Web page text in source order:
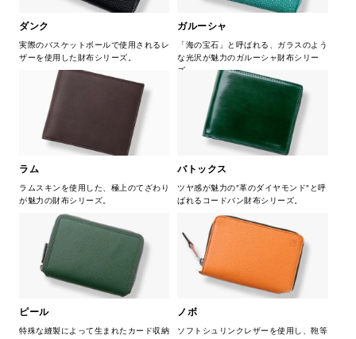
ダンク
実際のバスケットボールで使用されるレ
ザーを使用した財布シリーズ。
ガルーシャ
「海の宝石」と呼ばれる、ガラスのよう
な光沢が魅力のガルーシャ財布シリー
ズ。
ラム
ラムスキンを使用した、極上のてざわり
が魅力の財布シリーズ。
バトックス
ツヤ感が魅力の"革のダイヤモンド"と呼
ばれるコードバン財布シリーズ。
ピール
特殊な縫製によって生まれたカード収納
ノボ
ソフトシュリンクレザーを使用し、鞄等